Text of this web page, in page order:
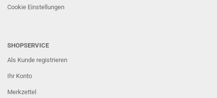
Cookie Einstellungen
SHOPSERVICE
Als Kunde registrieren
Ihr Konto
Merkzettel